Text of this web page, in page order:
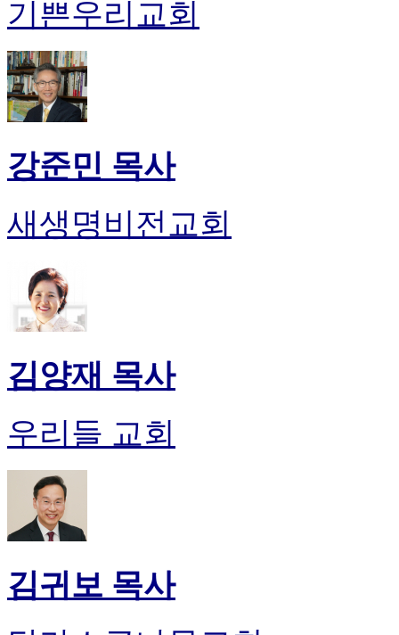
기쁜우리교회
강준민 목사
새생명비전교회
김양재 목사
우리들 교회
김귀보 목사